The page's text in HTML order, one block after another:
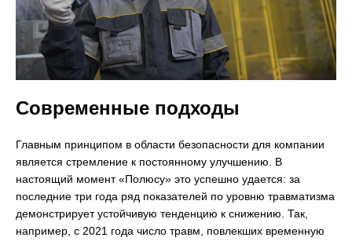
Современные подходы
Главным принципом в области безопасности для компании
является стремление к постоянному улучшению. В
настоящий момент «Полюсу» это успешно удается: за
последние три года ряд показателей по уровню травматизма
демонстрирует устойчивую тенденцию к снижению. Так,
например, с 2021 года число травм, повлекших временную